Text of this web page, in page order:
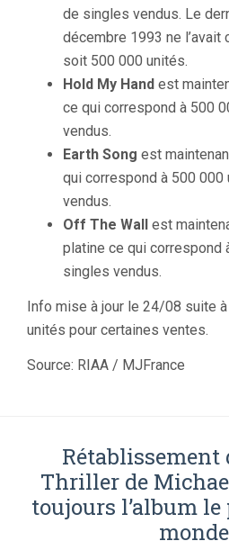
de singles vendus. Le
décembre 1993 ne l’avait
soit 500 000 unités.
Hold My Hand est
ce qui correspond à 500
vendus.
Earth Song est
qui correspond à 500
vendus.
Off The Wall est
platine ce qui correspond
singles vendus.
Info mise à jour le 24/08 suite
unités pour certaines ventes.
Source: RIAA / MJFrance
Rétablissement
Thriller de
toujours l’album